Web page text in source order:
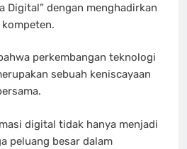
Digital” dengan menghadirkan
perkembangan teknologi
sebuah keniscayaan
digital tidak hanya menjadi
peluang besar dalam